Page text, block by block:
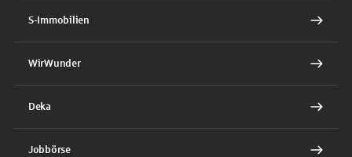
S-Immobilien
WirWunder
Deka
Jobbörse